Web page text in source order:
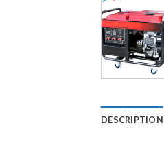
DESCRIPTION